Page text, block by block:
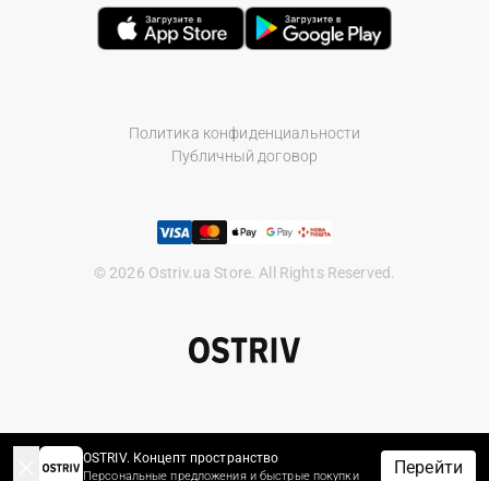
Политика конфиденциальности
Публичный договор
© 2026 Ostriv.ua Store. All Rights Reserved.
OSTRIV. Концепт пространство
Персональные предложения и быстрые покупки Перейти